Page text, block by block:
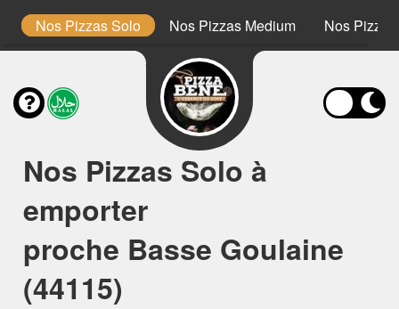
Nos Pizzas Solo Nos Pizzas Medium Nos
Nos Pizzas Solo à
emporter
proche Basse Goulaine
(44115)